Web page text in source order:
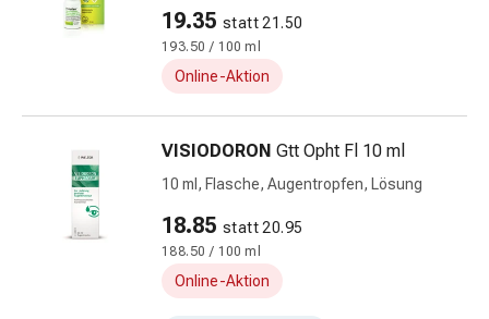
Kräutermedizin
Schüssler
Anthroposophika
Blase,
Niere
&
Harnwegsbeschwerden
19.35 statt 21.50
193.50 / 100 ml
Online-Aktion
VISIODORON Gtt Opht Fl 10 ml
10 ml, Flasche, Augentropfen, Lösung
18.85 statt 20.95
188.50 / 100 ml
Online-Aktion